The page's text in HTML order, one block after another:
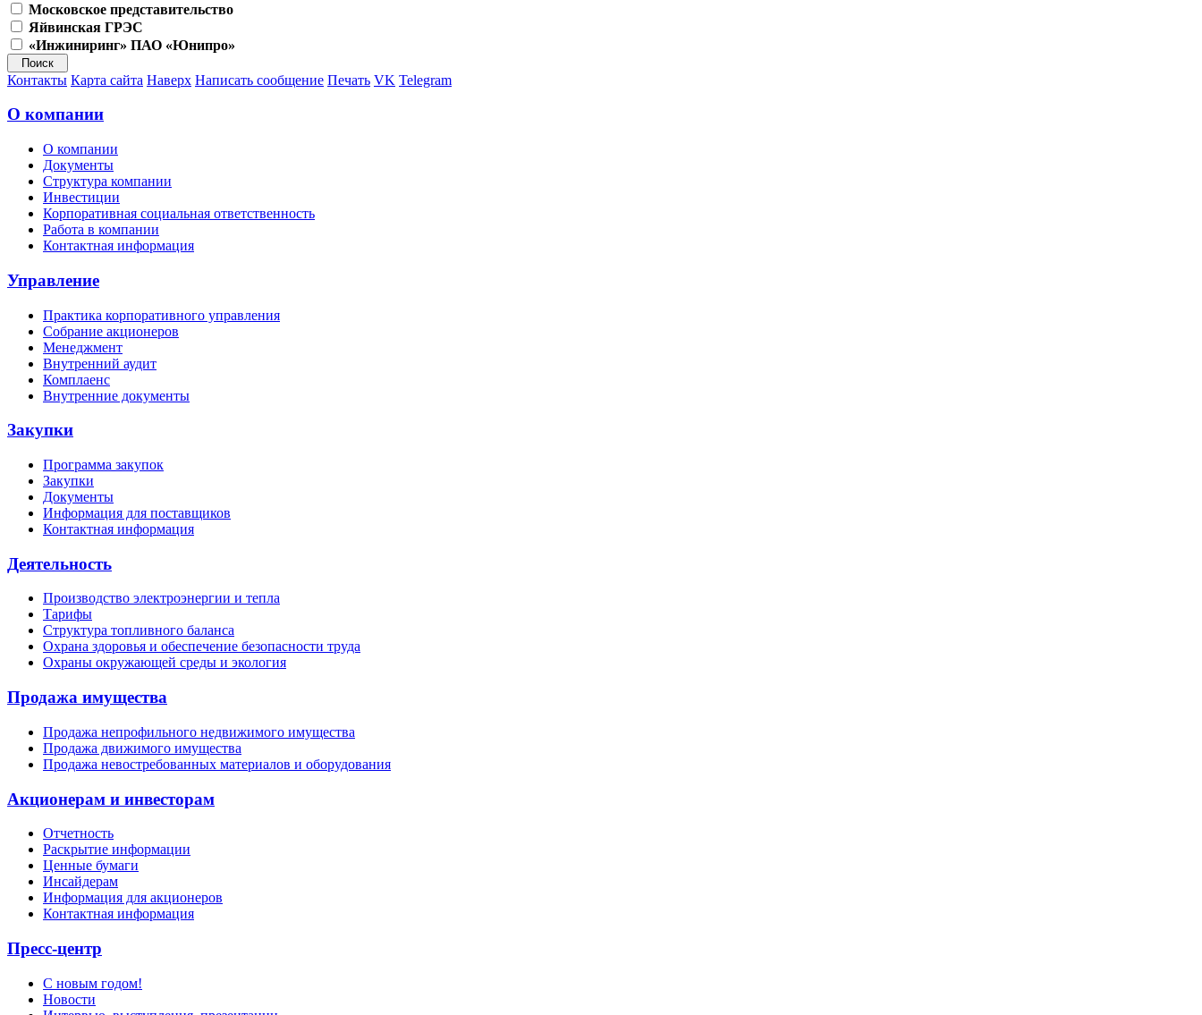
Московское представительство
Яйвинская ГРЭС
«Инжиниринг» ПАО «Юнипро»
Контакты Карта сайта Наверх Написать сообщение Печать VK Telegram
О компании
О компании
Документы
Структура компании
Инвестиции
Корпоративная социальная ответственность
Работа в компании
Контактная информация
Управление
Практика корпоративного управления
Собрание акционеров
Менеджмент
Внутренний аудит
Комплаенс
Внутренние документы
Закупки
Программа закупок
Закупки
Документы
Информация для поставщиков
Контактная информация
Деятельность
Производство электроэнергии и тепла
Тарифы
Структура топливного баланса
Охрана здоровья и обеспечение безопасности труда
Охраны окружающей среды и экология
Продажа имущества
Продажа непрофильного недвижимого имущества
Продажа движимого имущества
Продажа невостребованных материалов и оборудования
Акционерам и инвесторам
Отчетность
Раскрытие информации
Ценные бумаги
Инсайдерам
Информация для акционеров
Контактная информация
Пресс-центр
С новым годом!
Новости